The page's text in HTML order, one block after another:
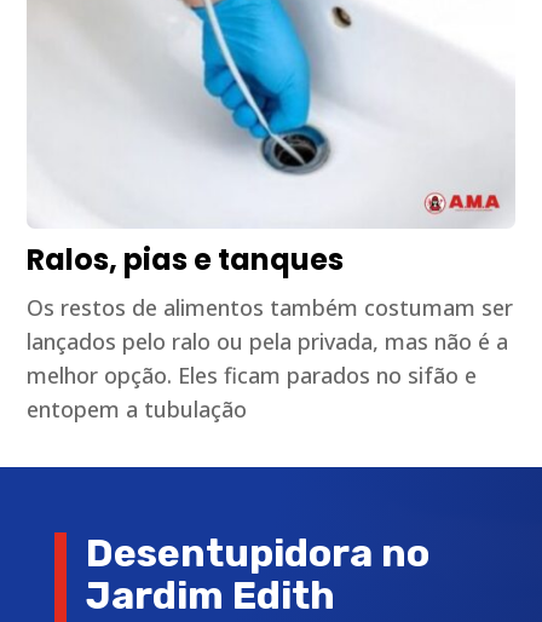
Ralos, pias e tanques
Os restos de alimentos também costumam ser
lançados pelo ralo ou pela privada, mas não é a
melhor opção. Eles ficam parados no sifão e
entopem a tubulação
Desentupidora no
Jardim Edith